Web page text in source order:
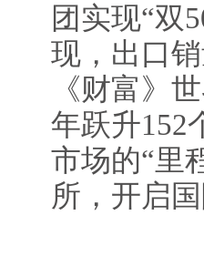
团实现“双
现，出口
《财富》
年跃升152
市场的“里
所，开启